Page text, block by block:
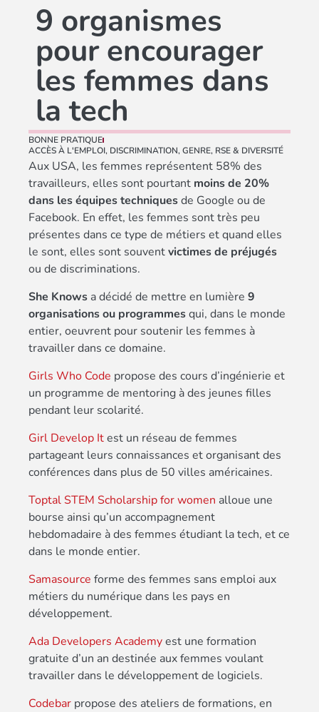
9 organismes
pour encourager
les femmes dans
la tech
BONNE PRATIQUE
ACCÈS À L'EMPLOI, DISCRIMINATION,GENRE, RSE & DIVERSITÉ
Aux USA, les femmes représentent 58% des
travailleurs, elles sont pourtant moins de 20%
dans les équipes techniquesde Google ou de
Facebook. En effet, les femmes sont très peu
présentes dans ce type de métiers et quand elles
le sont, elles sont souventvictimes de préjugés
ou de discriminations.
She Knows a décidé de mettre en lumière 9
organisations ou programmesqui, dans le monde
entier, oeuvrent pour soutenir les femmes à
travailler dans ce domaine.
Girls Who Code propose des cours d’ingénierie et
un programme de mentoring à des jeunes filles
pendant leur scolarité.
Girl Develop Itest un réseau de femmes
partageant leurs connaissances et organisant des
conférences dans plus de 50 villes américaines.
Toptal STEM Scholarship for women alloue une
bourse ainsi qu’un accompagnement
hebdomadaire à des femmes étudiant la tech, et ce
dans le monde entier.
Samasource forme des femmes sans emploi aux
métiers du numérique dans les pays en
développement.
Ada Developers Academyest une formation
gratuite d’un an destinée aux femmes voulant
travailler dans le développement de logiciels.
Codebar propose des ateliers de formations, en